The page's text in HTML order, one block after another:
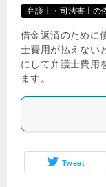
弁護士・司法書士の
借金返済のために
士費用が払えない
にして弁護士費用
ます。
Tweet